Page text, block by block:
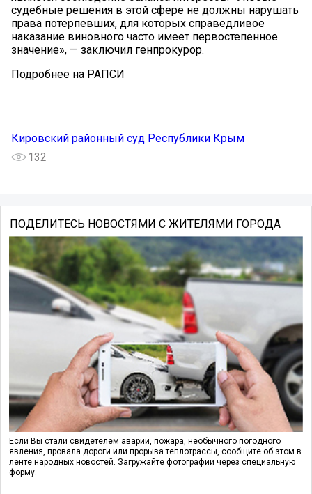
судебные решения в этой сфере не должны нарушать
права потерпевших, для которых справедливое
наказание виновного часто имеет первостепенное
значение», — заключил генпрокурор.
Подробнее на РАПСИ
Кировский районный суд Республики Крым
132
ПОДЕЛИТЕСЬ НОВОСТЯМИ С ЖИТЕЛЯМИ ГОРОДА
Если Вы стали свидетелем аварии, пожара, необычного погодного
явления, провала дороги или прорыва теплотрассы, сообщите об этом в
ленте народных новостей. Загружайте фотографии через специальную
форму.